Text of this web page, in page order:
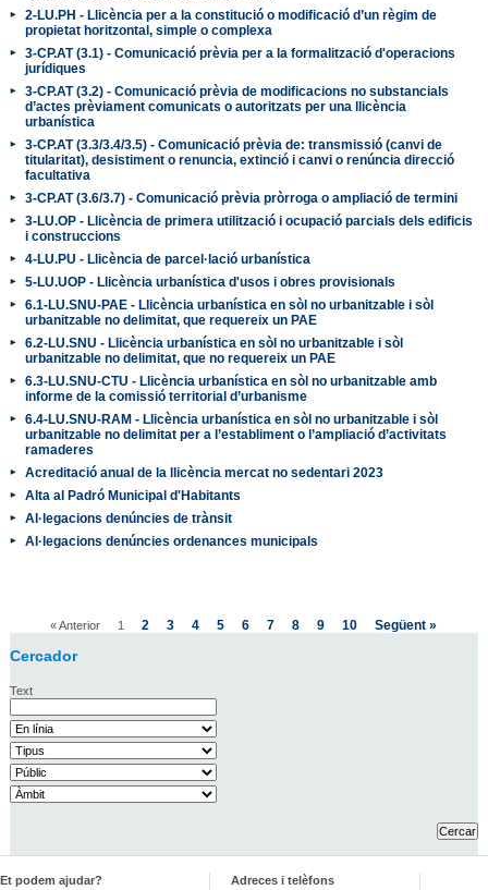
2-LU.PH - Llicència per a la constitució o modificació d’un règim de
propietat horitzontal, simple o complexa
3-CP.AT (3.1) - Comunicació prèvia per a la formalització d'operacions
jurídiques
3-CP.AT (3.2) - Comunicació prèvia de modificacions no substancials
d’actes prèviament comunicats o autoritzats per una llicència
urbanística
3-CP.AT (3.3/3.4/3.5) - Comunicació prèvia de: transmissió (canvi de
titularitat), desistiment o renuncia, extinció i canvi o renúncia direcció
facultativa
3-CP.AT (3.6/3.7) - Comunicació prèvia pròrroga o ampliació de termini
3-LU.OP - Llicència de primera utilització i ocupació parcials dels edificis
i construccions
4-LU.PU - Llicència de parcel·lació urbanística
5-LU.UOP - Llicència urbanística d'usos i obres provisionals
6.1-LU.SNU-PAE - Llicència urbanística en sòl no urbanitzable i sòl
urbanitzable no delimitat, que requereix un PAE
6.2-LU.SNU - Llicència urbanística en sòl no urbanitzable i sòl
urbanitzable no delimitat, que no requereix un PAE
6.3-LU.SNU-CTU - Llicència urbanística en sòl no urbanitzable amb
informe de la comissió territorial d’urbanisme
6.4-LU.SNU-RAM - Llicència urbanística en sòl no urbanitzable i sòl
urbanitzable no delimitat per a l’establiment o l’ampliació d’activitats
ramaderes
Acreditació anual de la llicència mercat no sedentari 2023
Alta al Padró Municipal d'Habitants
Al·legacions denúncies de trànsit
Al·legacions denúncies ordenances municipals
« Anterior 1 2 3 4 5 6 7 8 9 10 Següent »
Cercador
Text
Et podem ajudar?
Adreces i telèfons